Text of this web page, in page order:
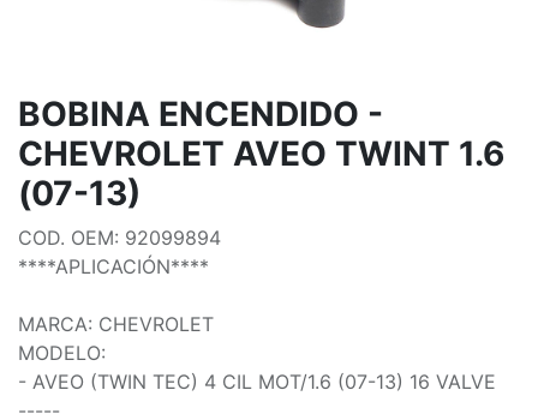
BOBINA ENCENDIDO -
CHEVROLET AVEO TWINT 1.6
(07-13)
COD. OEM: 92099894
****APLICACIÓN****
MARCA: CHEVROLET
MODELO:
- AVEO (TWIN TEC) 4 CIL MOT/1.6 (07-13) 16 VALVE